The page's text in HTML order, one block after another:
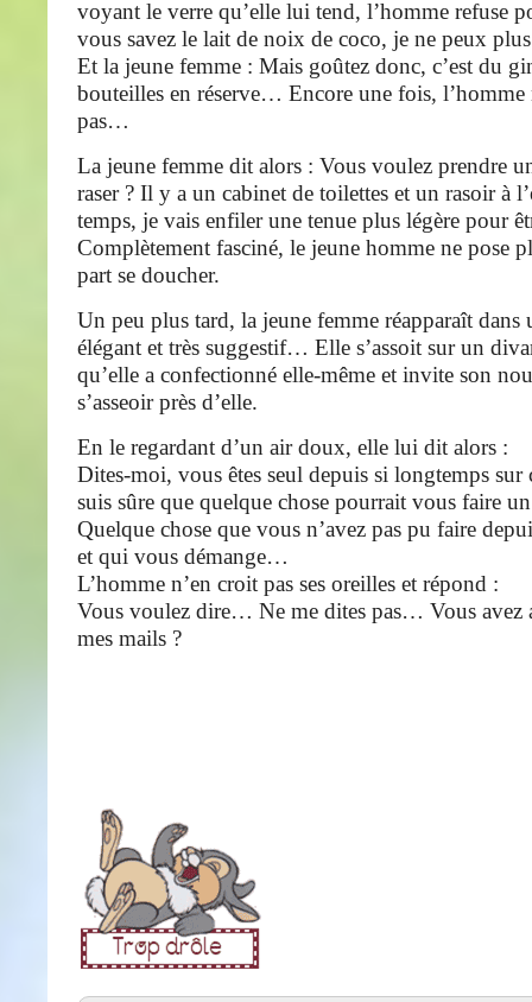
voyant le verre qu’elle lui tend, l’homme refuse
vous savez le lait de noix de coco, je ne peux
Et la jeune femme : Mais goûtez donc, c’est du
bouteilles en réserve… Encore une fois, l’homme
pas…
La jeune femme dit alors : Vous voulez prendre
raser ? Il y a un cabinet de toilettes et un rasoir à
temps, je vais enfiler une tenue plus légère pour
Complètement fasciné, le jeune homme ne pose
part se doucher.
Un peu plus tard, la jeune femme réapparaît dans
élégant et très suggestif… Elle s’assoit sur un
qu’elle a confectionné elle-même et invite son
s’asseoir près d’elle.
En le regardant d’un air doux, elle lui dit alors :
Dites-moi, vous êtes seul depuis si longtemps sur
suis sûre que quelque chose pourrait vous faire
Quelque chose que vous n’avez pas pu faire
et qui vous démange…
L’homme n’en croit pas ses oreilles et répond :
Vous voulez dire… Ne me dites pas… Vous avez
mes mails ?